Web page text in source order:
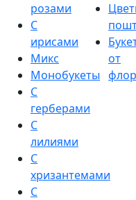
розами
С
ирисами
Микс
Монобукеты
С
герберами
С
лилиями
С
хризантемами
С
от